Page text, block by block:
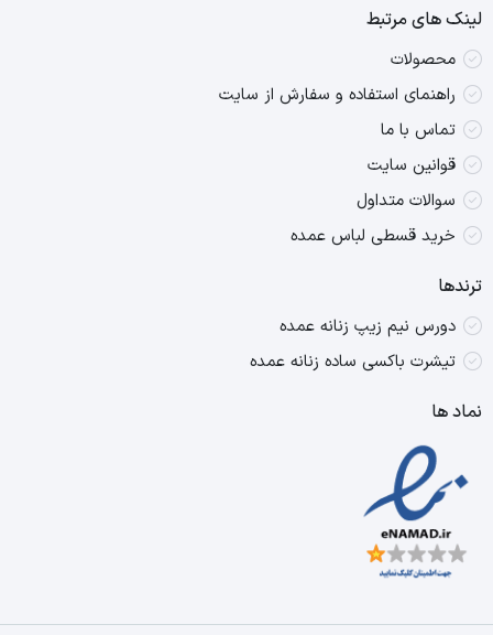
لینک های مرتبط
محصولات
راهنمای استفاده و سفارش از سایت
تماس با ما
قوانین سایت
سوالات متداول
خرید قسطی لباس عمده
ترندها
دورس نیم زیپ زنانه عمده
تیشرت باکسی ساده زنانه عمده
نماد ها